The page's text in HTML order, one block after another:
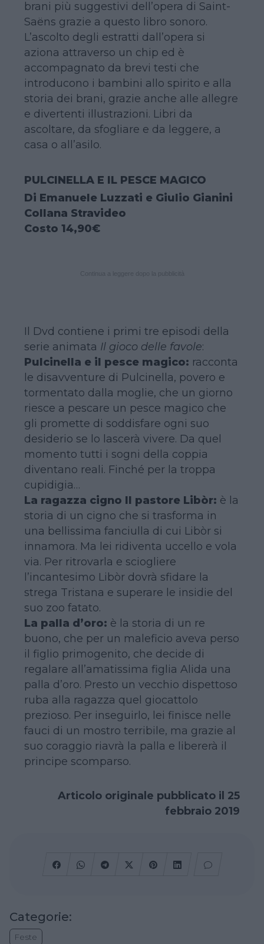
brani più suggestivi dell’opera di Saint-
Saëns grazie a questo libro sonoro.
L’ascolto degli estratti dall’opera si
aziona attraverso un chip ed è
accompagnato da brevi testi che
introducono i bambini allo spirito e alla
storia dei brani, grazie anche alle allegre
e divertenti illustrazioni. Libri da
ascoltare, da sfogliare e da leggere, a
casa o all’asilo.
PULCINELLA E IL PESCE MAGICO
Di Emanuele Luzzati e Giulio Gianini
Collana Stravideo
Costo 14,90€
Il Dvd contiene i primi tre episodi della
serie animata Il gioco delle favole:
Pulcinella e il pesce magico: racconta
le disavventure di Pulcinella, povero e
tormentato dalla moglie, che un giorno
riesce a pescare un pesce magico che
gli promette di soddisfare ogni suo
desiderio se lo lascerà vivere. Da quel
momento tutti i sogni della coppia
diventano reali. Finché per la troppa
cupidigia…
La ragazza cigno Il pastore Libòr: è la
storia di un cigno che si trasforma in
una bellissima fanciulla di cui Libòr si
innamora. Ma lei ridiventa uccello e vola
via. Per ritrovarla e sciogliere
l’incantesimo Libòr dovrà sfidare la
strega Tristana e superare le insidie del
suo zoo fatato.
La palla d’oro: è la storia di un re
buono, che per un maleficio aveva perso
il figlio primogenito, che decide di
regalare all’amatissima figlia Alida una
palla d’oro. Presto un vecchio dispettoso
ruba alla ragazza quel giocattolo
prezioso. Per inseguirlo, lei finisce nelle
fauci di un mostro terribile, ma grazie al
suo coraggio riavrà la palla e libererà il
principe scomparso.
Articolo originale pubblicato il 25
febbraio 2019
Categorie:
Feste